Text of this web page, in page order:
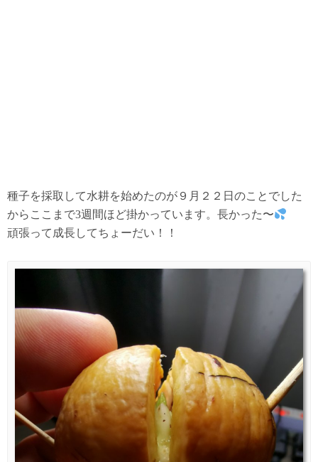
種子を採取して水耕を始めたのが９月２２日のことでした
からここまで3週間ほど掛かっています。長かった〜
頑張って成長してちょーだい！！